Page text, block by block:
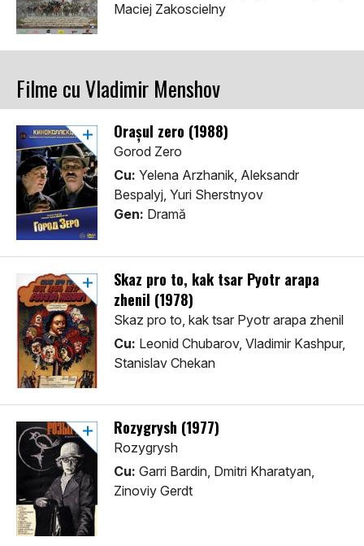
Maciej Zakoscielny
Filme cu Vladimir Menshov
Orașul zero (1988)
Gorod Zero
Cu: Yelena Arzhanik, Aleksandr
Bespalyj, Yuri Sherstnyov
Gen: Dramă
Skaz pro to, kak tsar Pyotr arapa
zhenil (1978)
Skaz pro to, kak tsar Pyotr arapa zhenil
Cu: Leonid Chubarov, Vladimir Kashpur,
Stanislav Chekan
Rozygrysh (1977)
Rozygrysh
Cu: Garri Bardin, Dmitri Kharatyan,
Zinoviy Gerdt